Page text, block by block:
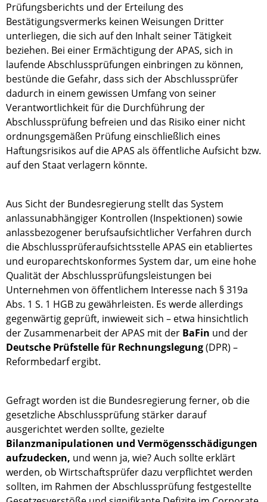
Prüfungsberichts und der Erteilung des
Bestätigungsvermerks keinen Weisungen Dritter
unterliegen, die sich auf den Inhalt seiner Tätigkeit
beziehen. Bei einer Ermächtigung der APAS, sich in
laufende Abschlussprüfungen einbringen zu können,
bestünde die Gefahr, dass sich der Abschlussprüfer
dadurch in einem gewissen Umfang von seiner
Verantwortlichkeit für die Durchführung der
Abschlussprüfung befreien und das Risiko einer nicht
ordnungsgemäßen Prüfung einschließlich eines
Haftungsrisikos auf die APAS als öffentliche Aufsicht bzw.
auf den Staat verlagern könnte.
Aus Sicht der Bundesregierung stellt das System
anlassunabhängiger Kontrollen (Inspektionen) sowie
anlassbezogener berufsaufsichtlicher Verfahren durch
die Abschlussprüferaufsichtsstelle APAS ein etabliertes
und europarechtskonformes System dar, um eine hohe
Qualität der Abschlussprüfungsleistungen bei
Unternehmen von öffentlichem Interesse nach § 319a
Abs. 1 S. 1 HGB zu gewährleisten. Es werde allerdings
gegenwärtig geprüft, inwieweit sich – etwa hinsichtlich
der Zusammenarbeit der APAS mit der BaFin und der
Deutsche Prüfstelle für Rechnungslegung(DPR) –
Reformbedarf ergibt.
Gefragt worden ist die Bundesregierung ferner, ob die
gesetzliche Abschlussprüfung stärker darauf
ausgerichtet werden sollte, gezielte
Bilanzmanipulationen und Vermögensschädigungen
aufzudecken, und wenn ja, wie? Auch sollte erklärt
werden, ob Wirtschaftsprüfer dazu verpflichtet werden
sollten, im Rahmen der Abschlussprüfung festgestellte